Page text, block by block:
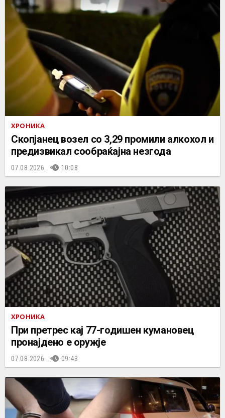
ХРОНИКА
Скопјанец возел со 3,29 промили алкохол и
предизвикал сообраќајна незгода
07.08.2026. 10:08
ХРОНИКА
При претрес кај 77-годишен кумановец
пронајдено е оружје
07.08.2026. 09:43